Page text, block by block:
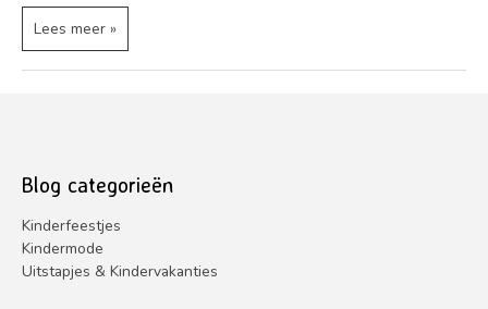
Leuke
kinderpretparken
in
alle
Lees meer »
Blog categorieën
Kinderfeestjes
Kindermode
Uitstapjes & Kindervakanties